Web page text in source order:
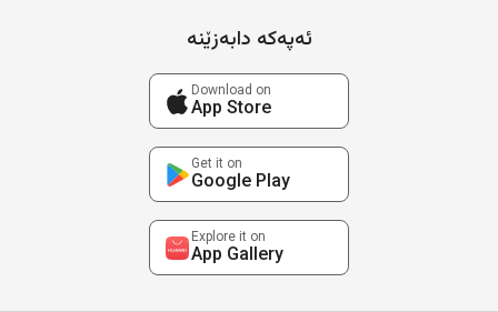
ئەپەکە دابەزێنە
Download on
App Store
Get it on
Google Play
Explore it on
App Gallery